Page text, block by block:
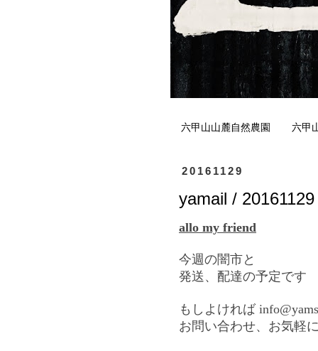
六甲山山麓自然農園 六甲
20161129
yamail / 20161129
allo my friend
今週の闇市と
発送、配達の予定です
もしよければ
お問い合わせ、お気軽